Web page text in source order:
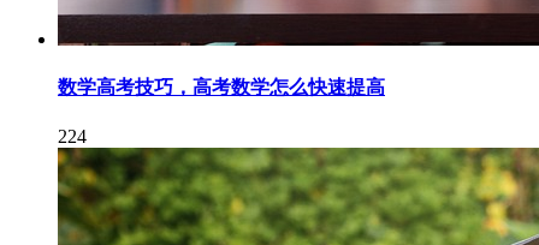
数学高考技巧，高考数学怎么快速提高
224